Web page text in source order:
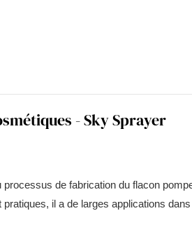
- Sky Sprayer
de fabrication du flacon
il a de larges applications